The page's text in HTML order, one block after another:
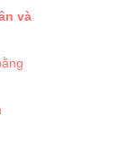
và